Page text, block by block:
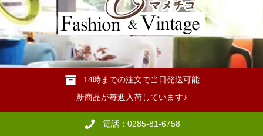
14時までの注文で当日発送可能
新商品が毎週入荷しています♪
電話：0285-81-6758